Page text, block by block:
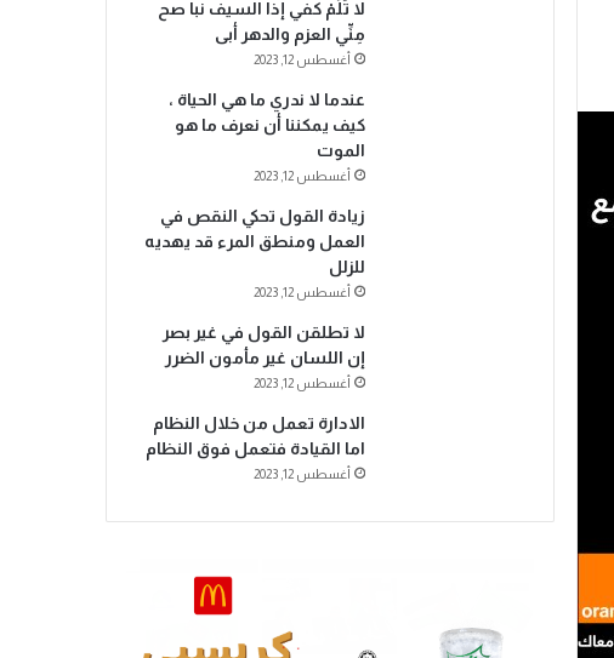
لا تَلُمْ كفي إذا السيف نبا صح
مِنِّي العزم والدهر أبى
أغسطس 12, 2023
عندما لا ندري ما هي الحياة ،
كيف يمكننا أن نعرف ما هو
الموت
أغسطس 12, 2023
زيادة القول تحكي النقص في
العمل ومنطق المرء قد يهديه
للزلل
أغسطس 12, 2023
لا تطلقن القول في غير بصر
إن اللسان غير مأمون الضرر
أغسطس 12, 2023
الادارة تعمل من خلال النظام
اما القيادة فتعمل فوق النظام
أغسطس 12, 2023